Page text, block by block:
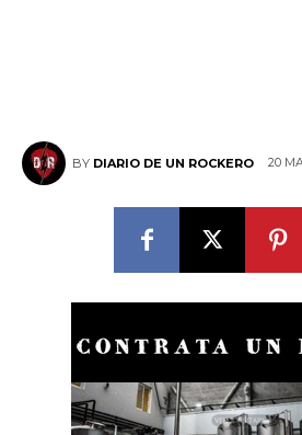
BY DIARIO DE UN ROCKERO 20